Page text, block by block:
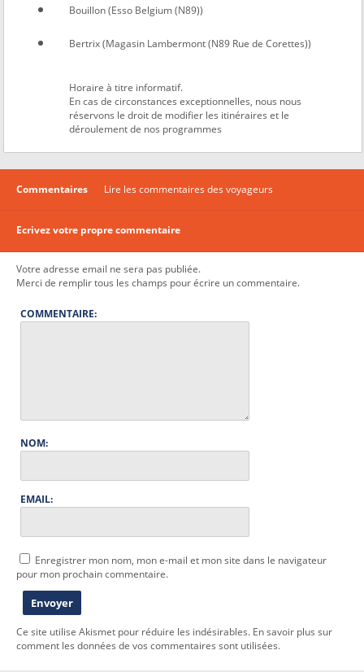
Bouillon (Esso Belgium (N89))
Bertrix (Magasin Lambermont (N89 Rue de Corettes))
Horaire à titre informatif.
En cas de circonstances exceptionnelles, nous nous
réservons le droit de modifier les itinéraires et le
déroulement de nos programmes
Commentaires Lire les commentaires des voyageurs
Ecrivez votre propre commentaire
Votre adresse email ne sera pas publiée.
Merci de remplir tous les champs pour écrire un commentaire.
COMMENTAIRE:
NOM:
EMAIL:
Enregistrer mon nom, mon e-mail et mon site dans le navigateur
pour mon prochain commentaire.
Ce site utilise Akismet pour réduire les indésirables. En savoir plus sur
comment les données de vos commentaires sont utilisées.